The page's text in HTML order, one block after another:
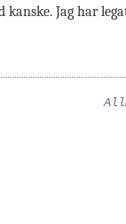
kanske. Jag har